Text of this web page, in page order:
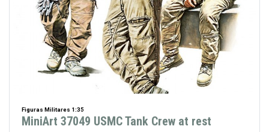
Figuras Militares 1:35
MiniArt 37049 USMC Tank Crew at rest